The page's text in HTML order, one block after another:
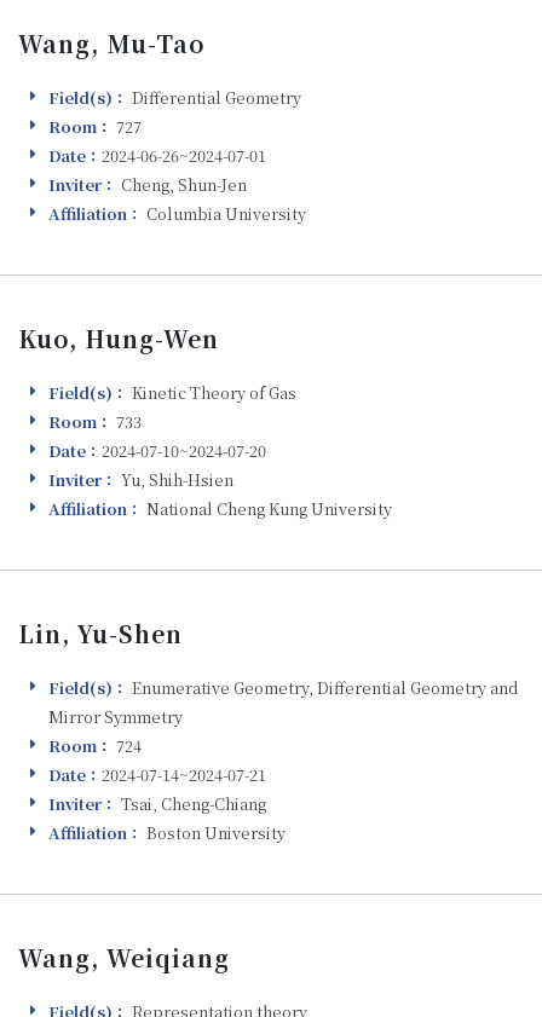
Wang, Mu-Tao
Field(s)
Field(s)： Differential Geometry
Room
Room： 727
Visiting
Date： 2024-06-26~2024-07-01
Inviter
Inviter： Cheng, Shun-Jen
Affiliation
Affiliation： Columbia University
Kuo, Hung-Wen
Field(s)
Field(s)： Kinetic Theory of Gas
Room
Room： 733
Visiting
Date： 2024-07-10~2024-07-20
Inviter
Inviter： Yu, Shih-Hsien
Affiliation
Affiliation： National Cheng Kung University
Lin, Yu-Shen
Field(s)
Field(s)： Enumerative Geometry, Differential Geometry and
Mirror Symmetry
Room
Room： 724
Visiting
Date： 2024-07-14~2024-07-21
Inviter
Inviter： Tsai, Cheng-Chiang
Affiliation
Affiliation： Boston University
Wang, Weiqiang
Field(s)
Field(s)： Representation theory